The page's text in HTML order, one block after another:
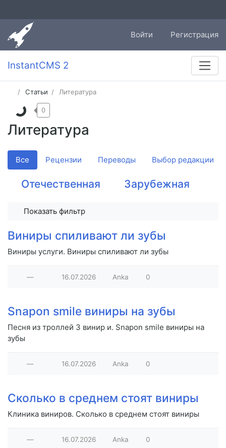
Войти Регистрация
InstantCMS 2
Статьи Литература
Литература
0
Все Рецензии Переводы Выбор редакции
Отечественная Зарубежная
Показать фильтр
Виниры спиливают ли зубы
Виниры услуги. Виниры спиливают ли зубы
— 16.07.2026 Anka 0
Snapon smile виниры на зубы
Песня из троллей 3 винир и. Snapon smile виниры на
зубы
— 16.07.2026 Anka 0
Сколько в среднем стоят виниры
Клиника виниров. Сколько в среднем стоят виниры
— 16.07.2026 Anka 0